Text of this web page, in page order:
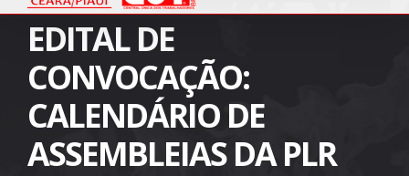
EDITAL DE
CONVOCAÇÃO:
CALENDÁRIO DE
ASSEMBLEIAS DA PLR